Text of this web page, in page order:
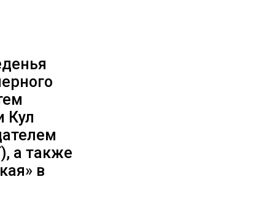
Кул
а также
в